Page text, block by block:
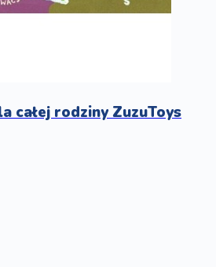
całej rodziny ZuzuToys